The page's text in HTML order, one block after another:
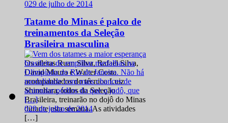
029 de julho de 2014
Tatame do Minas é palco de
treinamentos da Seleção
Brasileira masculina
Os atletas Ruan Silva, Rafael Silva,
David Moura e Walter Costa
acompanhados do técnico Luiz
Shinohara, todos da Seleção
Brasileira, treinarão no dojô do Minas
durante esta semana. As atividades
[…]
029 de julho de 2014